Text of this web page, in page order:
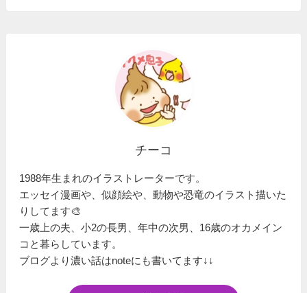
チーコ
1988年生まれのイラストレーターです。
エッセイ漫画や、似顔絵や、動物や恐竜のイラスト描いた
りしてます🎨
一歳上の夫、小2の長男、年中の次男、16歳のオカメイン
コと暮らしています。
ブログより濃い話はnoteにも書いてます↓↓